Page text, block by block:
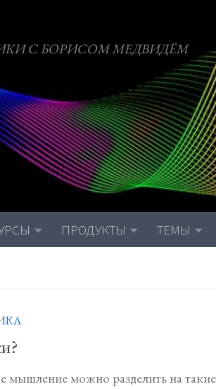
С БОРИСОМ МЕДВИДЁМ
ПРОДУКТЫ ТЕМЫ
можно разделить на